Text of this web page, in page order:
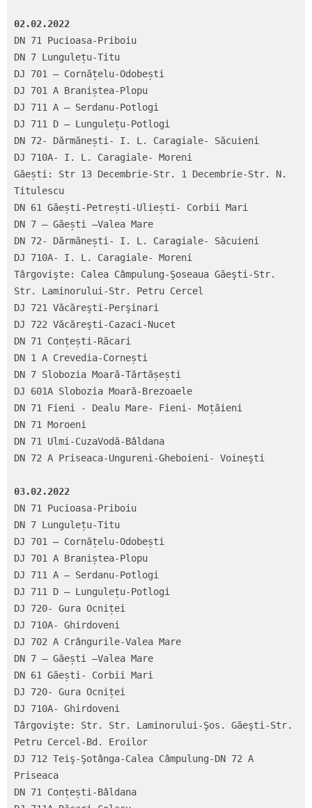
02.02.2022
DN 71 Pucioasa-Priboiu
DN 7 Lungulețu-Titu
DJ 701 – Cornățelu-Odobești
DJ 701 A Braniștea-Plopu
DJ 711 A – Serdanu-Potlogi
DJ 711 D – Lungulețu-Potlogi
DN 72- Dărmănești- I. L. Caragiale- Săcuieni
DJ 710A- I. L. Caragiale- Moreni
Găești: Str 13 Decembrie-Str. 1 Decembrie-Str. N.
Titulescu
DN 61 Găești-Petrești-Uliești- Corbii Mari
DN 7 – Găești –Valea Mare
DN 72- Dărmănești- I. L. Caragiale- Săcuieni
DJ 710A- I. L. Caragiale- Moreni
Târgovişte: Calea Câmpulung-Şoseaua Găeşti-Str.
Str. Laminorului-Str. Petru Cercel
DJ 721 Văcăreşti-Perşinari
DJ 722 Văcăreşti-Cazaci-Nucet
DN 71 Conțești-Răcari
DN 1 A Crevedia-Cornești
DN 7 Slobozia Moară-Tărtășești
DJ 601A Slobozia Moară-Brezoaele
DN 71 Fieni - Dealu Mare- Fieni- Moțăieni
DN 71 Moroeni
DN 71 Ulmi-CuzaVodă-Bâldana
DN 72 A Priseaca-Ungureni-Gheboieni- Voineşti
03.02.2022
DN 71 Pucioasa-Priboiu
DN 7 Lungulețu-Titu
DJ 701 – Cornățelu-Odobești
DJ 701 A Braniștea-Plopu
DJ 711 A – Serdanu-Potlogi
DJ 711 D – Lungulețu-Potlogi
DJ 720- Gura Ocniței
DJ 710A- Ghirdoveni
DJ 702 A Crângurile-Valea Mare
DN 7 – Găești –Valea Mare
DN 61 Găești- Corbii Mari
DJ 720- Gura Ocniței
DJ 710A- Ghirdoveni
Târgovişte: Str. Str. Laminorului-Şos. Găeşti-Str.
Petru Cercel-Bd. Eroilor
DJ 712 Teiş-Şotânga-Calea Câmpulung-DN 72 A
Priseaca
DN 71 Conțești-Bâldana